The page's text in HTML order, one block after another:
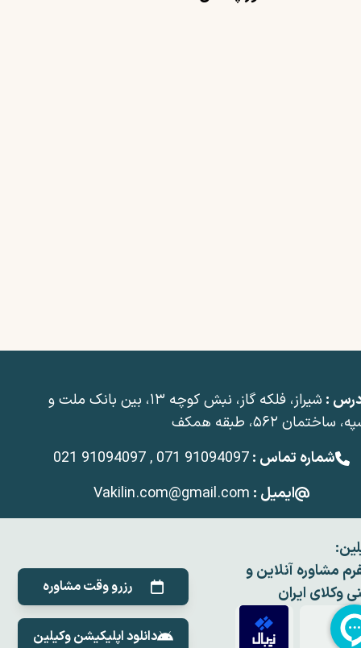
:
شیراز، فلکه گاز، نبش کوچه ۱۳، بین بانک ملت و
ساختمان ۵۶۲، طبقه همکف
شماره تماس :021 91094097 , 071 91094097
ایمیل : Vakilin.com@gmail.com
مشاوره آنلاین و
وکلای ایران
رزرو وقت مشاوره
دانلود اپلیکیشن وکیلین